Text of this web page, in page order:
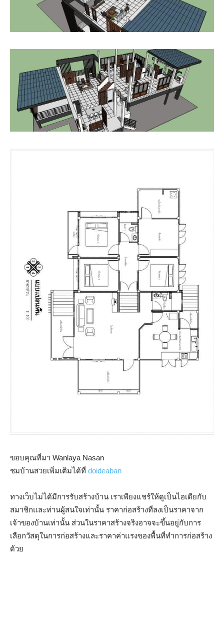
ขอบคุณที่มา Wanlaya Nasan
ชมบ้านสวยเพิ่มเติมได้ที่ doideaban
ทางเว็บไม่ได้มีการรับสร้างบ้าน เราเพียงแชร์ให้ดูเป็นไอเดียกับ
สมาชิกและท่านผู้สนใจเท่านั้น ราคาก่อสร้างที่ลงเป็นราคาจาก
เจ้าของบ้านเท่านั้น ส่วนในราคาสร้างจริงอาจจะขึ้นอยู่กับการ
เลือกวัสดุในการก่อสร้างและราคาค่าแรงของพื้นที่ทำการก่อสร้าง
ด้วย